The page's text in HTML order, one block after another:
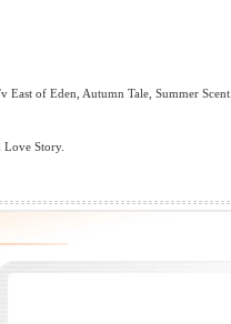
of Eden, Autumn Tale, Summer Scent.
Love Story.